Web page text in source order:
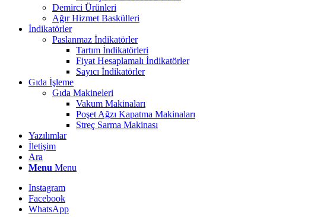
Demirci Ürünleri
Ağır Hizmet Baskülleri
İndikatörler
Paslanmaz İndikatörler
Tartım İndikatörleri
Fiyat Hesaplamalı İndikatörler
Sayıcı İndikatörler
Gıda İşleme
Gıda Makineleri
Vakum Makinaları
Poşet Ağzı Kapatma Makinaları
Streç Sarma Makinası
Yazılımlar
İletişim
Ara
Menu Menu
Instagram
Facebook
WhatsApp